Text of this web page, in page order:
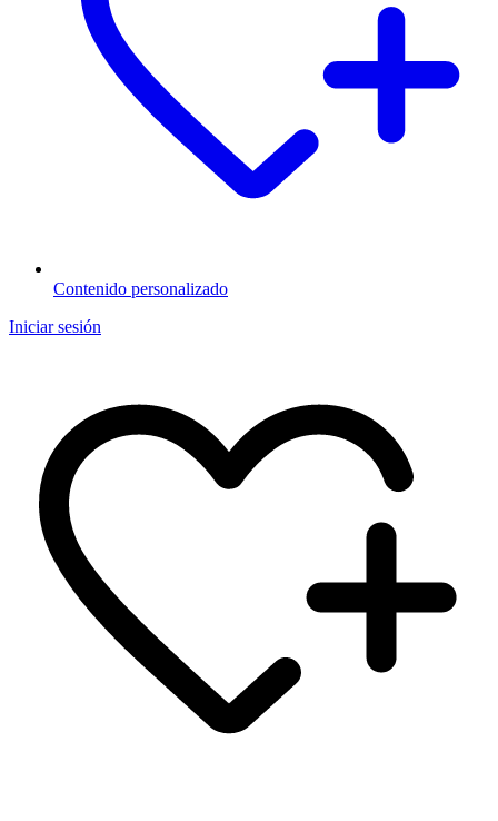
Contenido personalizado
Iniciar sesión